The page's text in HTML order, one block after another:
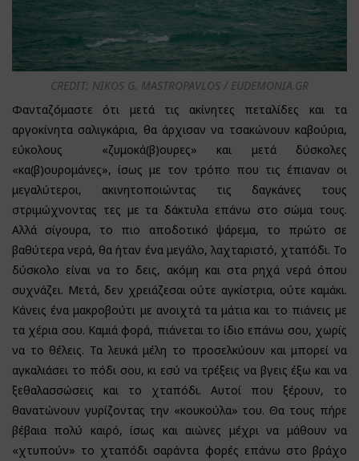
CREDIT: NIKOS G. MASTROPAVLOS / EUDEMONIA.GR
Φανταζόμαστε ότι μετά τις ακίνητες πεταλίδες και τα
αργοκίνητα σαλιγκάρια, θα άρχισαν να τσακώνουν καβούρια,
εύκολους «ζυμοκά(β)ουρες» και μετά δύσκολες
«κα(β)ουρομάνες», ίσως με τον τρόπο που τις έπιαναν οι
μεγαλύτεροι, ακινητοποιώντας τις δαγκάνες τους
στριμώχνοντας τες με τα δάκτυλα επάνω στο σώμα τους.
Αλλά σίγουρα, το πιο αποδοτικό ψάρεμα, το πρώτο σε
βαθύτερα νερά, θα ήταν ένα μεγάλο, λαχταριστό, χταπόδι. Το
δύσκολο είναι να το δεις, ακόμη και στα ρηχά νερά όπου
συχνάζει. Μετά, δεν χρειάζεσαι ούτε αγκίστρια, ούτε καμάκι.
Κάνεις ένα μακροβούτι με ανοιχτά τα μάτια και το πιάνεις με
τα χέρια σου. Καμιά φορά, πιάνεται το ίδιο επάνω σου, χωρίς
να το θέλεις. Τα λευκά μέλη το προσελκύουν και μπορεί να
αγκαλιάσει το πόδι σου, κι εσύ να τρέξεις να βγεις έξω και να
ξεθαλασσώσεις και το χταπόδι. Αυτοί που ξέρουν, το
θανατώνουν γυρίζοντας την «κουκούλα» του. Θα τους πήρε
βέβαια πολύ καιρό, ίσως και αιώνες μέχρι να μάθουν να
«χτυπούν» το χταπόδι σαράντα φορές επάνω στο βράχο